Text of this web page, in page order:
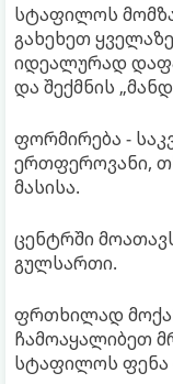
სტაფილოს
გახეხეთ
იდეალურად
და შექმნის
ფორმირება -
ერთფეროვანი,
მასისა.
ცენტრში
გულსართი.
ფრთხილად
ჩამოაყალიბეთ
სტაფილოს ფენა